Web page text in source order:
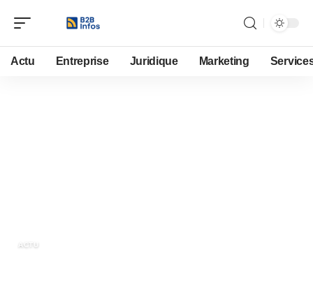
Actu Entreprise Juridique Marketing
ACTU